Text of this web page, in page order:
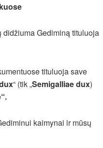
Gediminą tituluoja
tituluoja save
“ (tik „Semigalliae dux)
kaimynai ir mūsų